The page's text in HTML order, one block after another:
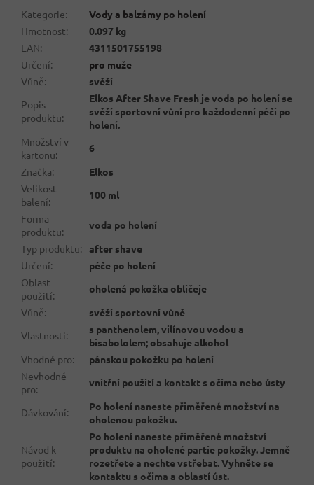
Kategorie:
Vody a balzámy po holení
Hmotnost:
0.097 kg
EAN:
4311501755198
Určení:
pro muže
Vůně:
svěží
Popis
produktu:
Elkos After Shave Fresh je voda po holení se
svěží sportovní vůní pro každodenní péči po
holení.
Množství v
kartonu:
6
Značka:
Elkos
Velikost
balení:
100 ml
Forma
produktu:
voda po holení
Typ produktu:
after shave
Určení:
péče po holení
Oblast
použití:
oholená pokožka obličeje
Vůně:
svěží sportovní vůně
Vlastnosti:
s panthenolem, vilínovou vodou a
bisabololem; obsahuje alkohol
Vhodné pro:
pánskou pokožku po holení
Nevhodné
pro:
vnitřní použití a kontakt s očima nebo ústy
Dávkování:
Po holení naneste přiměřené množství na
oholenou pokožku.
Návod k
použití:
Po holení naneste přiměřené množství
produktu na oholené partie pokožky. Jemně
rozetřete a nechte vstřebat. Vyhněte se
kontaktu s očima a oblastí úst.